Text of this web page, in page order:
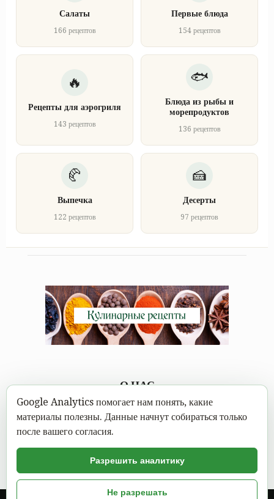
Салаты
166 рецептов
Первые блюда
154 рецептов
Рецепты для аэрогриля
143 рецептов
Блюда из рыбы и
морепродуктов
136 рецептов
Выпечка
122 рецептов
Десерты
97 рецептов
О НАС
Каждому под силу научиться вкусно готовить, а в
современном мире это можно сделать не выходя из дома.
кулинарными рецептами, выбрать вкусное блюдо и следовать
пошаговой инструкции с фото.
Google Analytics помогает нам понять, какие
материалы полезны. Данные начнут собираться только
после вашего согласия.
Разрешить аналитику
Не разрешать